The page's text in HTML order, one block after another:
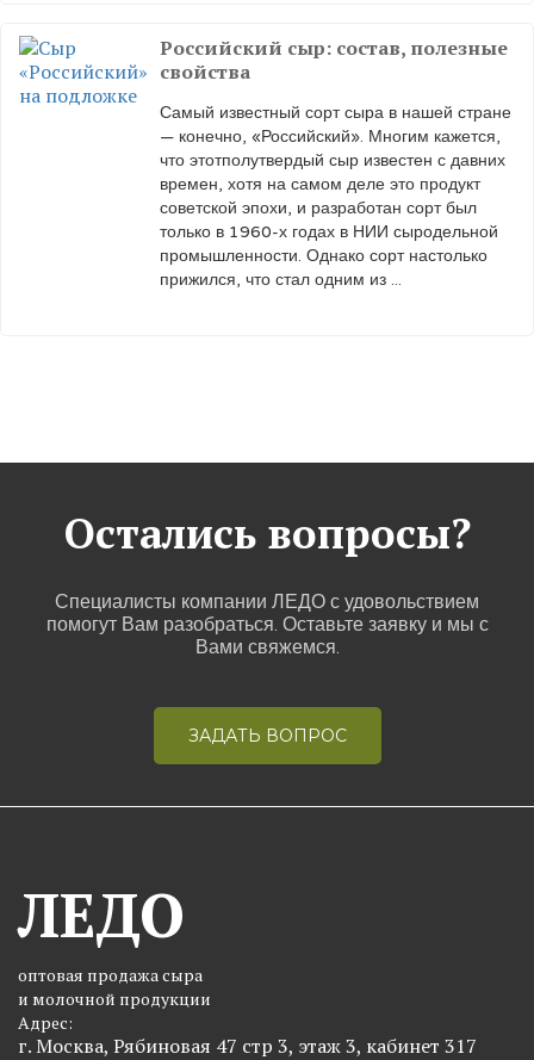
Российский сыр: состав, полезные
свойства
Самый известный сорт сыра в нашей стране
— конечно, «Российский». Многим кажется,
что этотполутвердый сыр известен с давних
времен, хотя на самом деле это продукт
советской эпохи, и разработан сорт был
только в 1960-х годах в НИИ сыродельной
промышленности. Однако сорт настолько
прижился, что стал одним из ...
Остались вопросы?
Специалисты компании ЛЕДО с удовольствием
помогут Вам разобраться. Оставьте заявку и мы с
Вами свяжемся.
ЗАДАТЬ ВОПРОС
ЛЕДО
оптовая продажа сыра
и молочной продукции
Адрес:
г. Москва, Рябиновая 47 стр 3, этаж 3, кабинет 317